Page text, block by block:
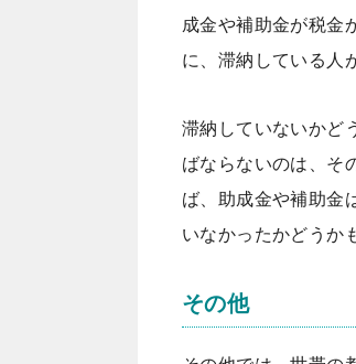
成金や補助金が税金
に、滞納している人
滞納していないかど
ばならないのは、そ
ば、助成金や補助金
いなかったかどうか
その他